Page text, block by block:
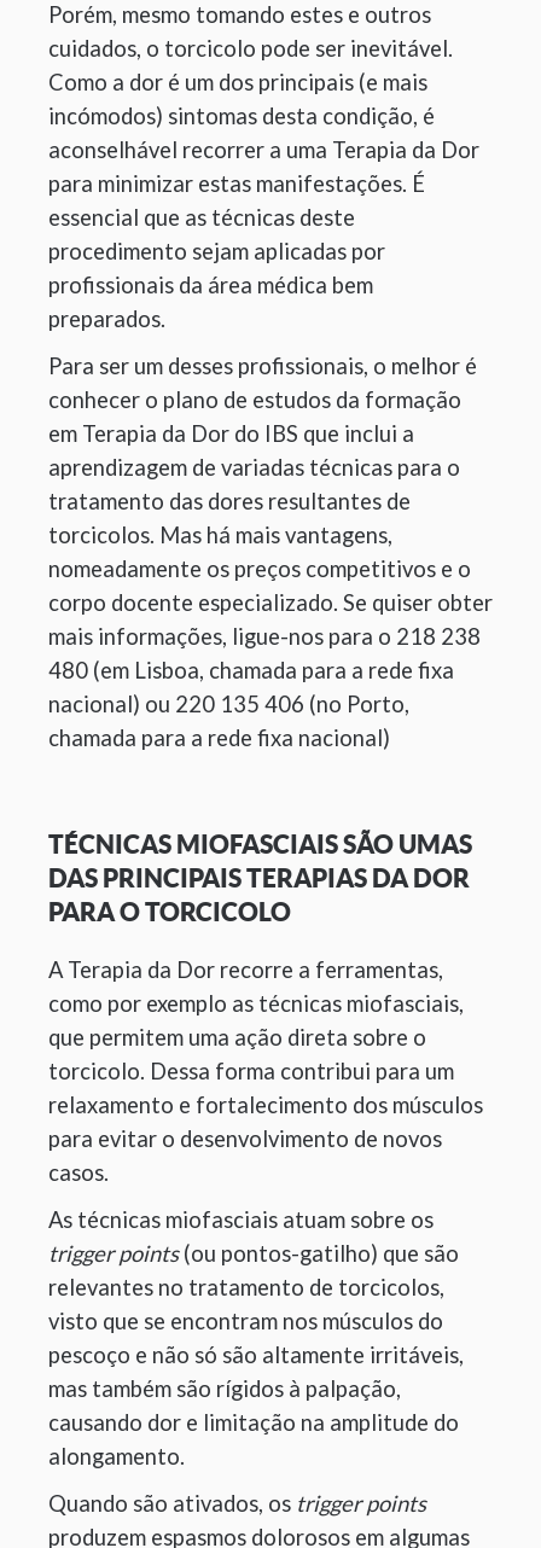
Porém, mesmo tomando estes e outros
cuidados, o torcicolo pode ser inevitável.
Como a dor é um dos principais (e mais
incómodos) sintomas desta condição, é
aconselhável recorrer a uma Terapia da Dor
para minimizar estas manifestações. É
essencial que as técnicas deste
procedimento sejam aplicadas por
profissionais da área médica bem
preparados.
Para ser um desses profissionais, o melhor é
conhecer o plano de estudos da formação
em Terapia da Dor do IBS que inclui a
aprendizagem de variadas técnicas para o
tratamento das dores resultantes de
torcicolos. Mas há mais vantagens,
nomeadamente os preços competitivos e o
corpo docente especializado. Se quiser obter
mais informações, ligue-nos para o 218 238
480 (em Lisboa, chamada para a rede fixa
nacional) ou 220 135 406 (no Porto,
chamada para a rede fixa nacional)
TÉCNICAS MIOFASCIAIS SÃO UMAS
DAS PRINCIPAIS TERAPIAS DA DOR
PARA O TORCICOLO
A Terapia da Dor recorre a ferramentas,
como por exemplo as técnicas miofasciais,
que permitem uma ação direta sobre o
torcicolo. Dessa forma contribui para um
relaxamento e fortalecimento dos músculos
para evitar o desenvolvimento de novos
casos.
As técnicas miofasciais atuam sobre os
trigger points(ou pontos-gatilho) que são
relevantes no tratamento de torcicolos,
visto que se encontram nos músculos do
pescoço e não só são altamente irritáveis,
mas também são rígidos à palpação,
causando dor e limitação na amplitude do
alongamento.
Quando são ativados, os trigger points
produzem espasmos dolorosos em algumas